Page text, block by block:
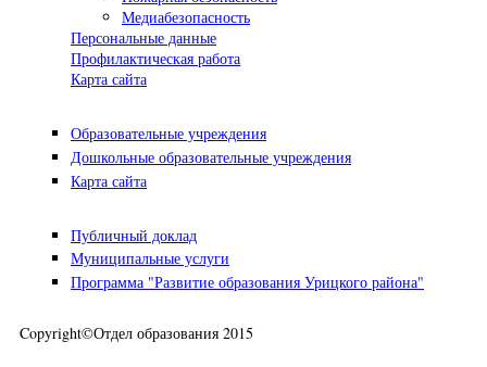
Медиабезопасность
Персональные данные
Профилактическая работа
Карта сайта
Образовательные учреждения
Дошкольные образовательные учреждения
Карта сайта
Публичный доклад
Муниципальные услуги
Программа "Развитие образования Урицкого района"
Copyright©Отдел образования 2015